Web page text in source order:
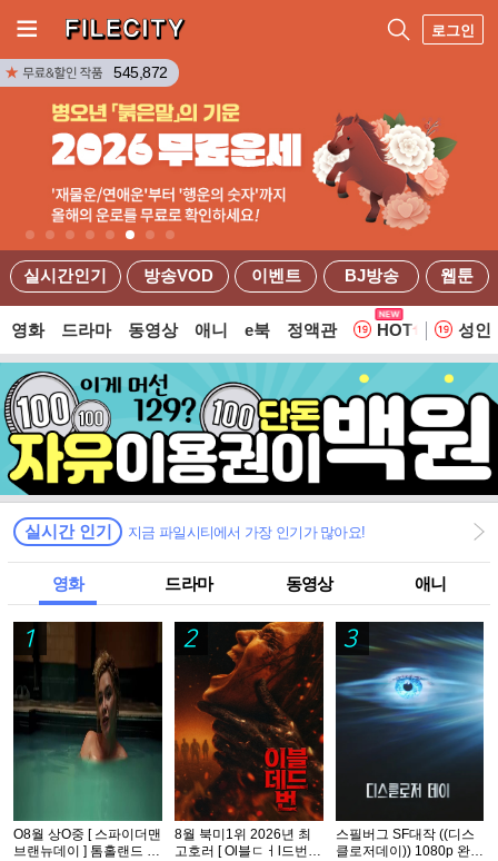
로그인
실시간인기 방송VOD 이벤트 BJ방송 웹툰
545,872
영화 드라마 동영상 애니 e북 정액관 HOT 웹
성인
실시간 인기 지금 파일시티에서 가장 인기가 많아요!
영화 드라마 동영상 애니
1
O8월 상O중 [ 스파이더맨
브랜뉴데이 ] 톰홀랜드 -
2
8월 북미1위 2026년 최
고호러 [ Ol블ㄷㅓl드번 ]
3
스필버그 SF대작 ((디스
클로저데이)) 1080p 완벽